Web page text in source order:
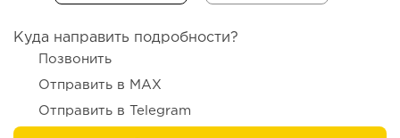
Куда направить подробности?
Позвонить
Отправить в MAX
Отправить в Telegram